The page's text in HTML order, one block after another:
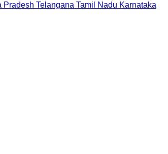
Pradesh Telangana Tamil Nadu Karnataka